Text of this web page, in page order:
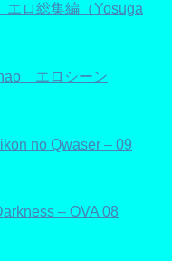
ロ総集編（Yosuga
エロシーン
no Qwaser – 09
– OVA 08